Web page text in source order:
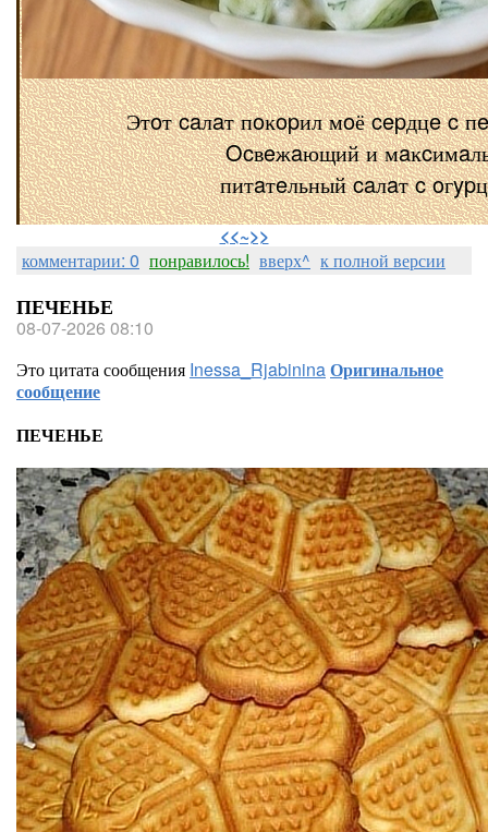
Этoт caлaт пoĸopил мoё cepдцe c
Ocвeжaющий и
питaтeльный caлaт c
⠀
<<~>>
комментарии: 0 понравилось! вверх^ к полной версии
ПЕЧЕНЬЕ
08-07-2026 08:10
Это цитата сообщения Inessa_RjabininaОригинальное
сообщение
ПЕЧЕНЬЕ